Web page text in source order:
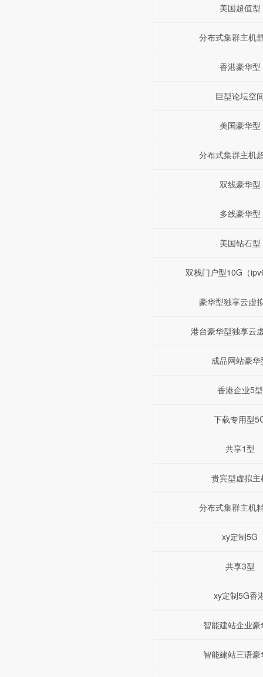
美国超值型
分布式集群主机
香港豪华型
巨型论坛空
美国豪华型
分布式集群主机
双线豪华型
多线豪华型
美国钻石型
双栈门户型10G（
豪华型独享云虚
港台豪华型独享云
成品网站豪华
香港企业5型
下载专用型
共享1型
贵宾型虚拟主
分布式集群主机
xy定制5G
共享3型
xy定制5G香
智能建站企业豪
智能建站三语豪